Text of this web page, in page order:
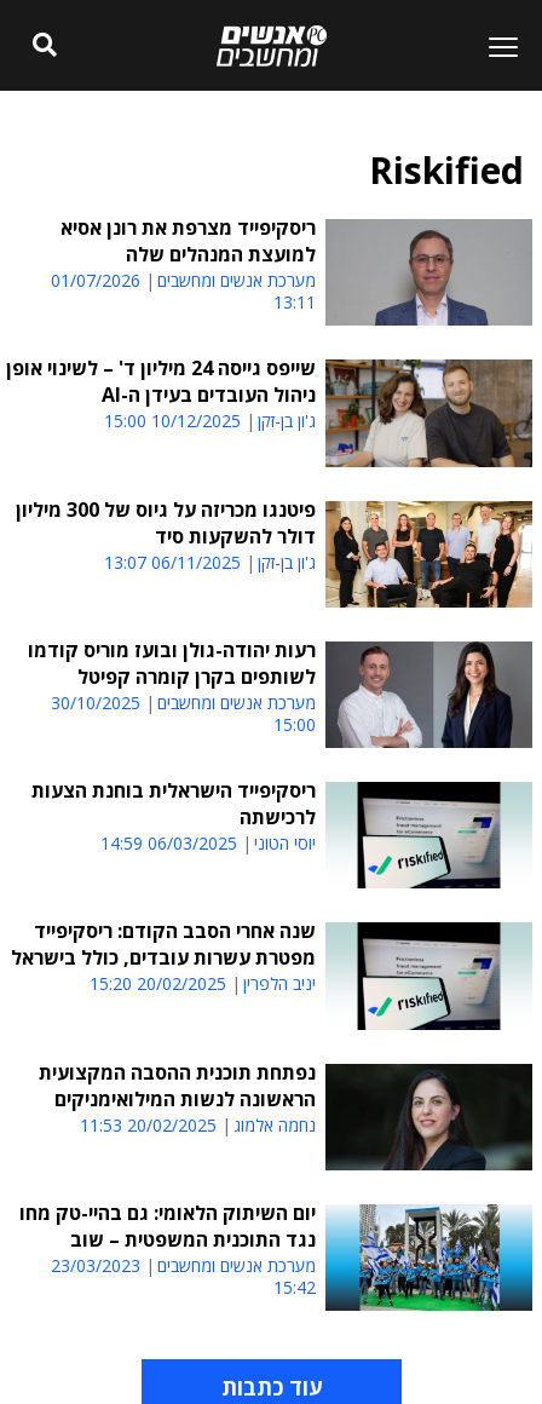
Riskified
ריסקיפייד מצרפת את רונן אסיא
למועצת המנהלים שלה
מערכת אנשים ומחשבים
01/07/2026
13:11
שייפס גייסה 24 מיליון ד' – לשינוי אופן
ניהול העובדים בעידן ה-AI
ג'ון בן-זקן 10/12/2025 15:00
פיטנגו מכריזה על גיוס של 300 מיליון
דולר להשקעות סיד
ג'ון בן-זקן 06/11/2025 13:07
רעות יהודה-גולן ובועז מוריס קודמו
לשותפים בקרן קומרה קפיטל
מערכת אנשים ומחשבים
30/10/2025
15:00
ריסקיפייד הישראלית בוחנת הצעות
לרכישתה
יוסי הטוני 06/03/2025 14:59
שנה אחרי הסבב הקודם: ריסקיפייד
מפטרת עשרות עובדים, כולל בישראל
יניב הלפרין 20/02/2025 15:20
נפתחת תוכנית ההסבה המקצועית
הראשונה לנשות המילואימניקים
נחמה אלמוג 20/02/2025 11:53
יום השיתוק הלאומי: גם בהיי-טק מחו
נגד התוכנית המשפטית – שוב
מערכת אנשים ומחשבים
23/03/2023
15:42
עוד כתבות